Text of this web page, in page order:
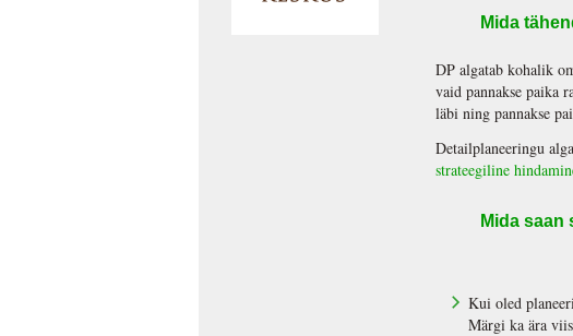
Mida
DP algatab kohalik
vaid pannakse paika
läbi ning pannakse
Detailplaneeringu
strateegiline
Mida saan
Kui oled
Märgi ka ära